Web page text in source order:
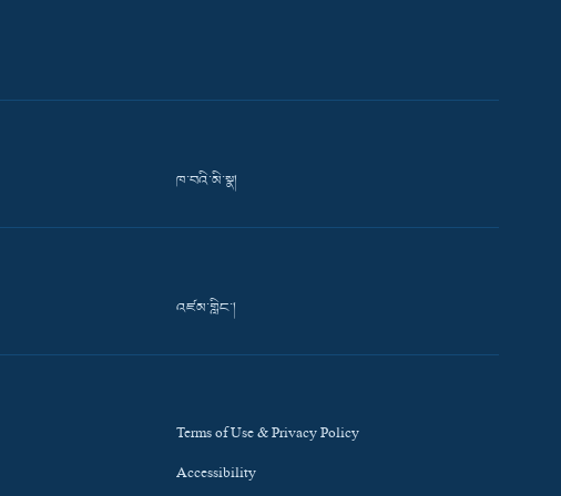
ཁ་བའི་མི་སྣ།
འཛམ་གླིང་།
Terms of Use & Privacy Policy
Accessibility